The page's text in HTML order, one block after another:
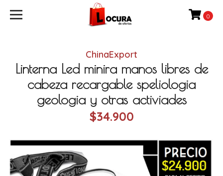
0
ChinaExport
Linterna Led minira manos libres de
cabeza recargable speliologia
geologia y otras activiades
$34.900